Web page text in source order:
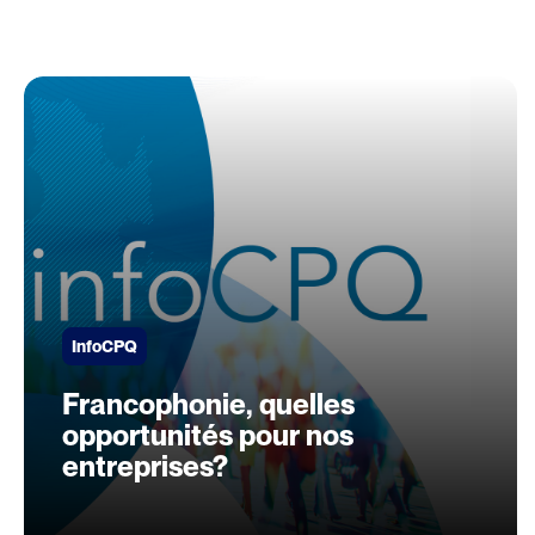
InfoCPQ
Francophonie, quelles
opportunités pour nos
entreprises?